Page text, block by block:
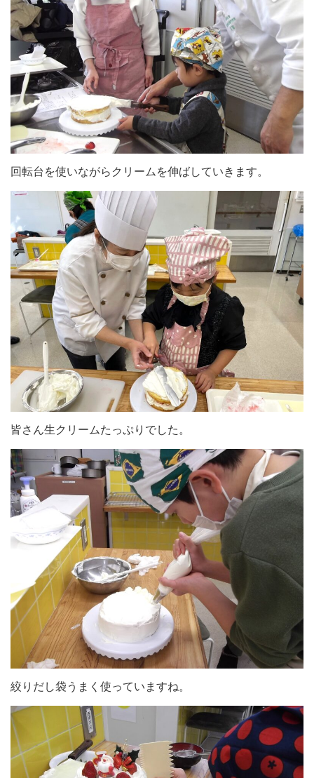
回転台を使いながらクリームを伸ばしていきます。
皆さん生クリームたっぷりでした。
絞りだし袋うまく使っていますね。